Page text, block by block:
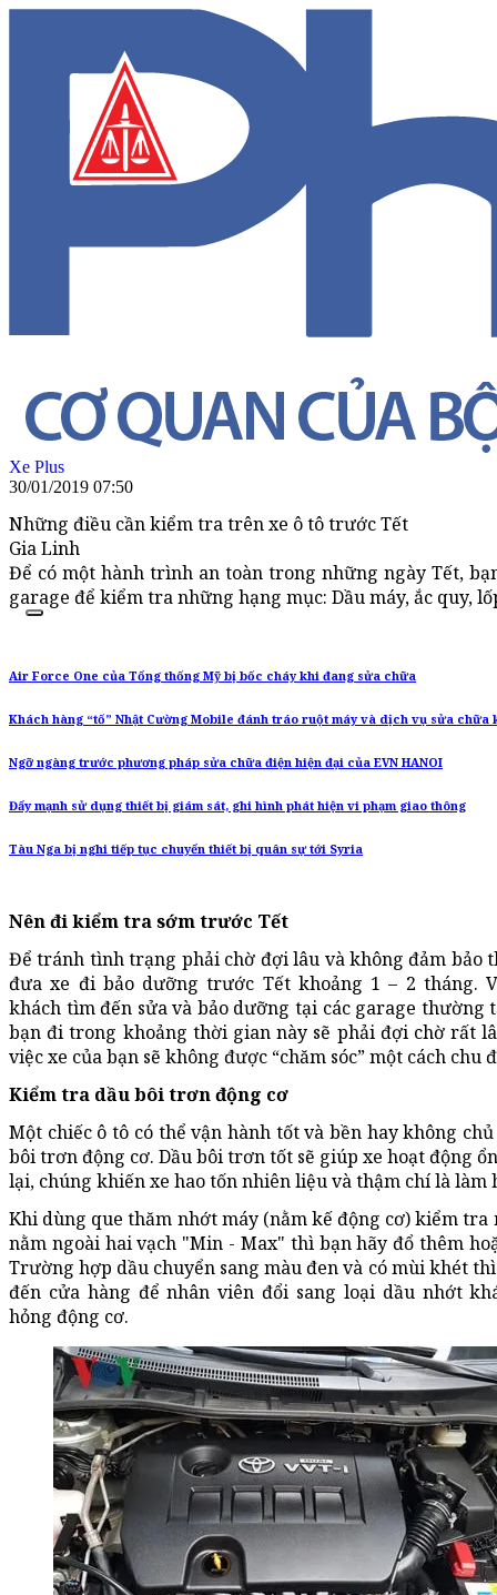
Xe Plus
30/01/2019 07:50
Những điều cần kiểm tra trên xe ô tô trước Tết
Gia Linh
Để có một hành trình an toàn trong những ngày Tết,
garage để kiểm tra những hạng mục: Dầu máy, ắc quy,
Air Force One của Tổng thống Mỹ bị bốc cháy khi đang sửa chữa
Khách hàng “tố” Nhật Cường Mobile đánh tráo ruột máy và dịch vụ sửa chữa
Ngỡ ngàng trước phương pháp sửa chữa điện hiện đại của EVN HANOI
Đẩy mạnh sử dụng thiết bị giám sát, ghi hình phát hiện vi phạm giao thông
Tàu Nga bị nghi tiếp tục chuyển thiết bị quân sự tới Syria
Nên đi kiểm tra sớm trước Tết
Để tránh tình trạng phải chờ đợi lâu và không đảm bảo
đưa xe đi bảo dưỡng trước Tết khoảng 1 – 2 tháng.
khách tìm đến sửa và bảo dưỡng tại các garage thường
bạn đi trong khoảng thời gian này sẽ phải đợi chờ rất
việc xe của bạn sẽ không được “chăm sóc” một cách chu
Kiểm tra dầu bôi trơn động cơ
Một chiếc ô tô có thể vận hành tốt và bền hay không
bôi trơn động cơ. Dầu bôi trơn tốt sẽ giúp xe hoạt động
lại, chúng khiến xe hao tốn nhiên liệu và thậm chí là làm
Khi dùng que thăm nhớt máy (nằm kế động cơ) kiểm tra
nằm ngoài hai vạch "Min - Max" thì bạn hãy đổ thêm
Trường hợp dầu chuyển sang màu đen và có mùi khét
đến cửa hàng để nhân viên đổi sang loại dầu nhớt
hỏng động cơ.